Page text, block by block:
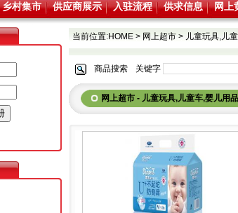
乡村集市 供应商展示 入驻流程 供求信息 网上
当前位置:HOME> 网上超市> 儿童玩具,儿
商品搜索 关键字
网上超市 - 儿童玩具,儿童车,婴儿用品